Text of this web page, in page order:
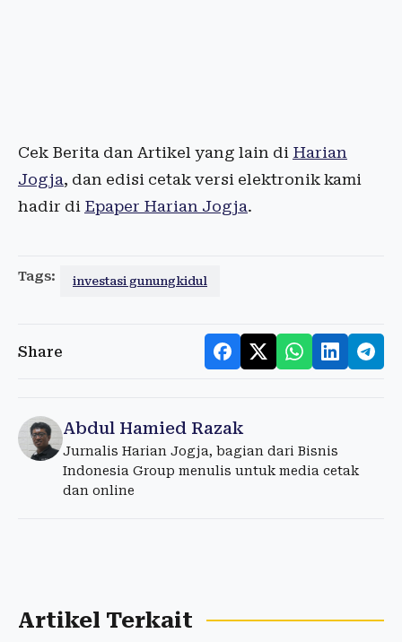
Cek Berita dan Artikel yang lain di Harian
Jogja, dan edisi cetak versi elektronik kami
hadir di Epaper Harian Jogja.
Tags: investasi gunungkidul
Share
Abdul Hamied Razak
Jurnalis Harian Jogja, bagian dari Bisnis
Indonesia Group menulis untuk media cetak
dan online
Artikel Terkait